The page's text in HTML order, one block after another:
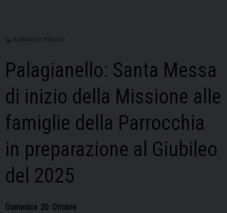
AGENDA DEL VESCOVO
Palagianello: Santa Messa
di inizio della Missione alle
famiglie della Parrocchia
in preparazione al Giubileo
del 2025
Domenica 20 Ottobre